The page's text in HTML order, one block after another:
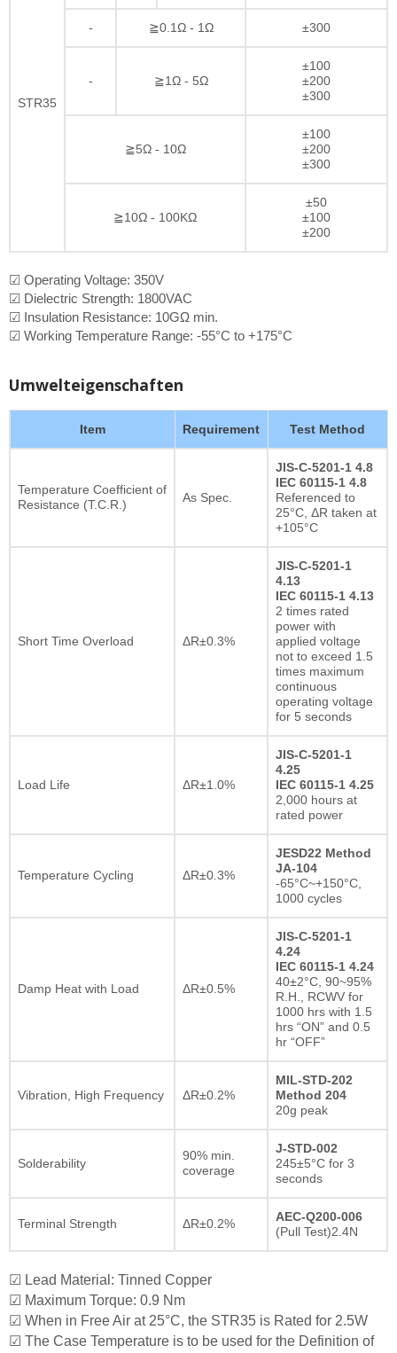
STR35
- ≧0.1Ω - 1Ω ±300
- ≧1Ω - 5Ω
±100
±200
±300
≧5Ω - 10Ω
±100
±200
±300
≧10Ω - 100KΩ
±50
±100
±200
☑ Operating Voltage: 350V
☑ Dielectric Strength: 1800VAC
☑ Insulation Resistance: 10GΩ min.
☑ Working Temperature Range: -55°C to +175°C
Umwelteigenschaften
Item Requirement Test Method
Temperature Coefficient of
Resistance (T.C.R.)
As Spec.
JIS-C-5201-1 4.8
IEC 60115-1 4.8
Referenced to
25°C, ΔR taken at
+105°C
Short Time Overload ΔR±0.3%
JIS-C-5201-1
4.13
IEC 60115-1 4.13
2 times rated
power with
applied voltage
not to exceed 1.5
times maximum
continuous
operating voltage
for 5 seconds
Load Life ΔR±1.0%
JIS-C-5201-1
4.25
IEC 60115-1 4.25
2,000 hours at
rated power
Temperature Cycling ΔR±0.3%
JESD22 Method
JA-104
-65°C~+150°C,
1000 cycles
Damp Heat with Load ΔR±0.5%
JIS-C-5201-1
4.24
IEC 60115-1 4.24
40±2°C, 90~95%
R.H., RCWV for
1000 hrs with 1.5
hrs “ON” and 0.5
hr “OFF”
Vibration, High Frequency ΔR±0.2%
MIL-STD-202
Method 204
20g peak
Solderability
90% min.
coverage
J-STD-002
245±5°C for 3
seconds
Terminal Strength ΔR±0.2%
AEC-Q200-006
(Pull Test)2.4N
☑ Lead Material: Tinned Copper
☑ Maximum Torque: 0.9 Nm
☑ When in Free Air at 25°C, the STR35 is Rated for 2.5W
☑ The Case Temperature is to be used for the Definition of